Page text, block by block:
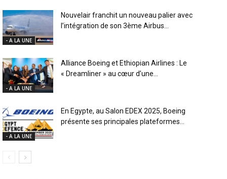
- A LA UNE
Nouvelair franchit un nouveau palier avec
l’intégration de son 3ème Airbus...
- A LA UNE
Alliance Boeing et Ethiopian Airlines : Le
« Dreamliner » au cœur d’une...
- A LA UNE
En Egypte, au Salon EDEX 2025, Boeing
présente ses principales plateformes...